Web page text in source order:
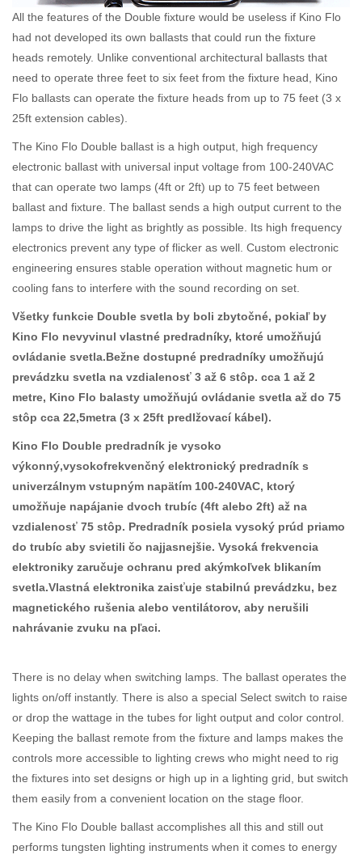
All the features of the Double fixture would be useless if Kino Flo
had not developed its own ballasts that could run the fixture
heads remotely. Unlike conventional architectural ballasts that
need to operate three feet to six feet from the fixture head, Kino
Flo ballasts can operate the fixture heads from up to 75 feet (3 x
25ft extension cables).
The Kino Flo Double ballast is a high output, high frequency
electronic ballast with universal input voltage from 100-240VAC
that can operate two lamps (4ft or 2ft) up to 75 feet between
ballast and fixture. The ballast sends a high output current to the
lamps to drive the light as brightly as possible. Its high frequency
electronics prevent any type of flicker as well. Custom electronic
engineering ensures stable operation without magnetic hum or
cooling fans to interfere with the sound recording on set.
Všetky funkcie Double svetla by boli zbytočné, pokiaľ by
Kino Flo nevyvinul vlastné predradníky, ktoré umožňujú
ovládanie svetla.Bežne dostupné predradníky umožňujú
prevádzku svetla na vzdialenosť 3 až 6 stôp. cca 1 až 2
metre, Kino Flo balasty umožňujú ovládanie svetla až do 75
stôp cca 22,5metra (3 x 25ft predlžovací kábel).
Kino Flo Double predradník je vysoko
výkonný,vysokofrekvenčný elektronický predradník s
univerzálnym vstupným napätím 100-240VAC, ktorý
umožňuje napájanie dvoch trubíc (4ft alebo 2ft) až na
vzdialenosť 75 stôp. Predradník posiela vysoký prúd priamo
do trubíc aby svietili čo najjasnejšie. Vysoká frekvencia
elektroniky zaručuje ochranu pred akýmkoľvek blikaním
svetla.Vlastná elektronika zaisťuje stabilnú prevádzku, bez
magnetického rušenia alebo ventilátorov, aby nerušili
nahrávanie zvuku na pľaci.
There is no delay when switching lamps. The ballast operates the
lights on/off instantly. There is also a special Select switch to raise
or drop the wattage in the tubes for light output and color control.
Keeping the ballast remote from the fixture and lamps makes the
controls more accessible to lighting crews who might need to rig
the fixtures into set designs or high up in a lighting grid, but switch
them easily from a convenient location on the stage floor.
The Kino Flo Double ballast accomplishes all this and still out
performs tungsten lighting instruments when it comes to energy